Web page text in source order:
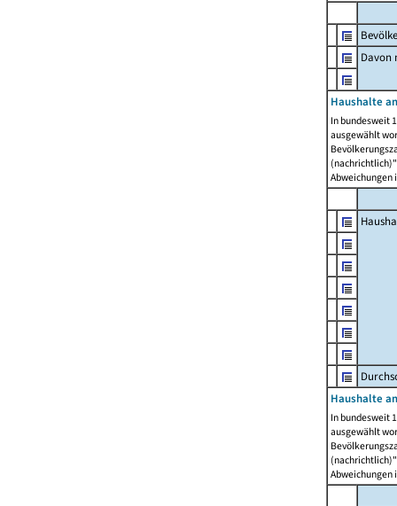
Davon
Haushalte
In bundesweit
ausgewählt
Abweichungen
Haushalte
In bundesweit
ausgewählt
Abweichungen